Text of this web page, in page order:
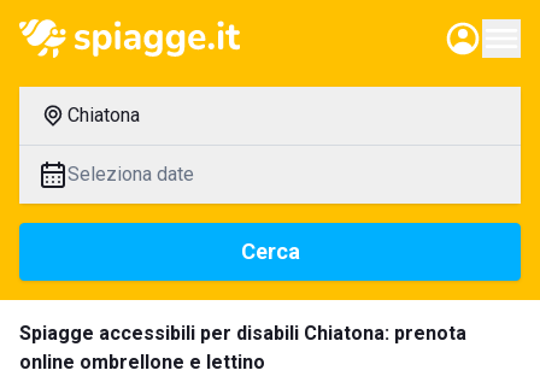
Chiatona
Seleziona date
Cerca
Spiagge accessibili per disabili Chiatona: prenota
online ombrellone e lettino